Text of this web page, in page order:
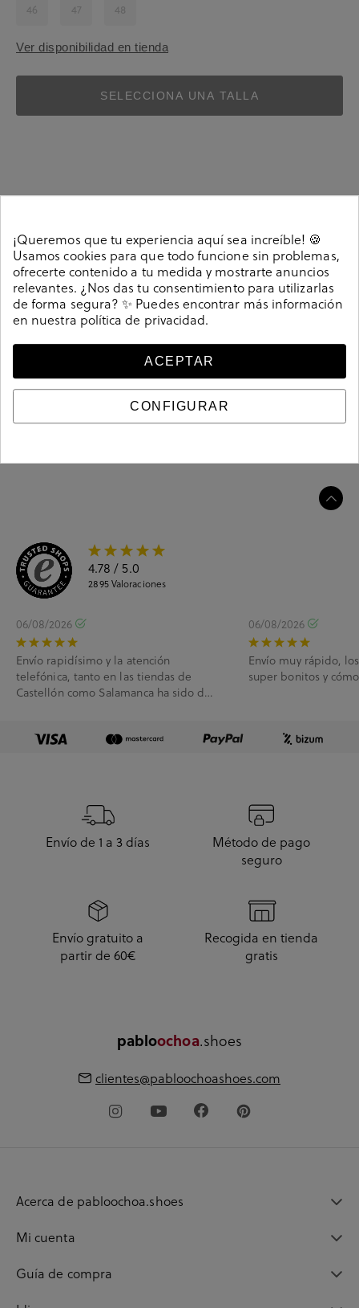
46 47 48
Ver disponibilidad en tienda
SELECCIONA UNA TALLA
Deportivos Victoria 8805102 en beige. Cierre con
cordones. La plantilla es extraible. Hecho en China
Referencia212478
Guía de tallas
4.78 / 5.0
2895Valoraciones
06/08/2026
Envío rapidísimo y la atención
telefónica, tanto en las tiendas de
Castellón como Salamanca ha sido de
06/08/2026
Envío muy rápido,
super bonitos y
Envío de 1 a 3 días
Método de pago
seguro
Envío gratuito a
partir de 60€
Recogida en tienda
gratis
pabloochoa.shoes
clientes@pabloochoashoes.com
Acerca de pabloochoa.shoes
Mi cuenta
Guía de compra
¡Queremos que tu experiencia aquí sea increíble! 🍪
Usamos cookies para que todo funcione sin problemas,
ofrecerte contenido a tu medida y mostrarte anuncios
relevantes. ¿Nos das tu consentimiento para utilizarlas
de forma segura? ✨ Puedes encontrar más información
en nuestra política de privacidad.
ACEPTAR
CONFIGURAR